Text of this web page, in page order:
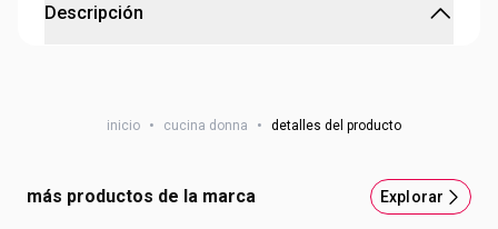
Descripción
litros. Color Rojo. Origen: Argentina. Beneficios Ahorra gas:
horno sin prenderlo. Livana: Fácil de manipular con los
alimentos adentro, gracias al espesor de 3 mm. Cocción
inicio • cucina donna • detalles del producto
más productos de la marca Explorar